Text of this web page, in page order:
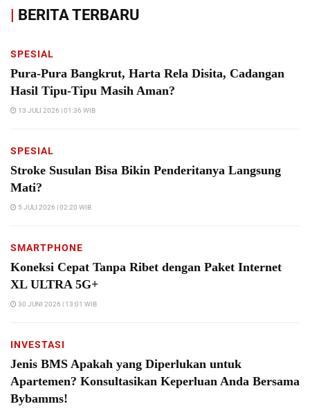
| BERITA TERBARU
SPESIAL
Pura-Pura Bangkrut, Harta Rela Disita, Cadangan
Hasil Tipu-Tipu Masih Aman?
13 JULI 2026 | 01:36 WIB
SPESIAL
Stroke Susulan Bisa Bikin Penderitanya Langsung
Mati?
5 JULI 2026 | 02:20 WIB
SMARTPHONE
Koneksi Cepat Tanpa Ribet dengan Paket Internet
XL ULTRA 5G+
30 JUNI 2026 | 13:01 WIB
INVESTASI
Jenis BMS Apakah yang Diperlukan untuk
Apartemen? Konsultasikan Keperluan Anda Bersama
Bybamms!